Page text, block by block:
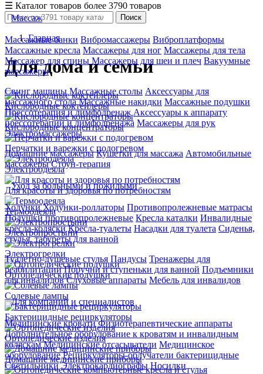
☰ Каталог товаров более 3790 товаров
Массаж
Массажные банки Вибромассажеры Виброплатформы
Массажные кресла Массажеры для ног Массажеры для тела
Массажер для спины Массажеры для шеи и плеч Вакуумные
массажеры
Свинг машины Массажные столы Аксессуары для
массажного стола Массажные накидки Массажные подушки
Прессотерапия и лимфодренаж Аксессуары к аппарату
прессотерапии и лимфодренажа Массажеры для рук
Электромассажеры
Домашние массажеры Кушетки для массажа Автомобильные
массажеры Стоун-терапия
Уход за больными и пожилыми
ХодункиХодунки-роллаторы Противопролежневые матрасы
Подушки противопролежневые Кресла каталки Инвалидные
кресла-коляски Кресла-туалеты Насадки для туалета Сиденья,
стулья, табуреты для ванной
Туалетно-душевые стулья Пандусы Тренажеры для
реабилитации Поручни и ступеньки для ванной Подъемники
для инвалидов Слуховые аппараты Мебель для инвалидов
Для компаний и специалистов
Медицинские кровати Физиотерапевтические аппараты
Дополнительное оборудование к кроватям и инвалидным
коляскам Медицинские отсасыватели Медицинское
оборудование Рециркуляторы-облучатели бактерицидные
Светильники Электрокардиографы Носилки
Поиск
Главная
Для дома и семьи
Кислородные коктейлеры
Кислородные концентраторы
Перчатки и варежки с подогревом
Электроодеяла
Для красоты и здоровья по потребностям
Термоодеяла
Электропростыни
Электрогрелки
Ортопедические подушки
Солевые лампы
Бактерицидные рециркуляторы
Ортопедические изделия
Домашние медицинские приборы